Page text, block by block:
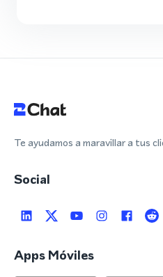
Te ayudamos a maravillar a tus
Social
Apps Móviles